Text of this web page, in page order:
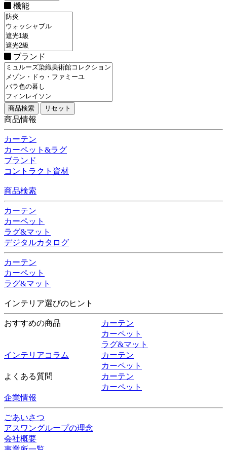
機能
ブランド
商品情報
カーテン
カーペット&ラグ
ブランド
コントラクト資材
商品検索
カーテン
カーペット
ラグ&マット
デジタルカタログ
カーテン
カーペット
ラグ&マット
インテリア選びのヒント
おすすめの商品
カーテン
カーペット
ラグ&マット
インテリアコラム
カーテン
カーペット
よくある質問
カーテン
カーペット
企業情報
ごあいさつ
アスワングループの理念
会社概要